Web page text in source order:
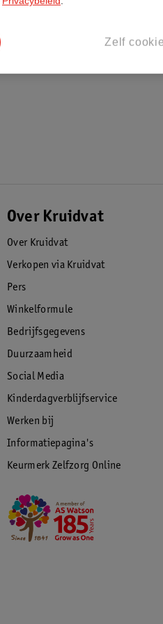
Over Kruidvat
Over Kruidvat
Verkopen via Kruidvat
Pers
Winkelformule
Bedrijfsgegevens
Duurzaamheid
Social Media
Kinderdagverblijfservice
Werken bij
Informatiepagina's
Keurmerk Zelfzorg Online
Zelf